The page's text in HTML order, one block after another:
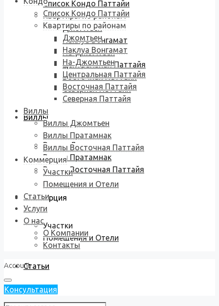
Список Кондо Паттайи
Квартиры по районам
Джомтьен
Наклуа Вонгамат
На-Джомтьен
Центральная Паттайя
Восточная Паттайя
Северная Паттайя
Виллы
Виллы Джомтьен
Виллы Пратамнак
Виллы Восточная Паттайя
Коммерция
Участки
Помещения и Отели
Статьи
Список Кондо Паттайи
Квартиры по районам
Джомтьен
Наклуа Вонгамат
На-Джомтьен
Центральная Паттайя
Восточная Паттайя
Северная Паттайя
Виллы
Виллы Джомтьен
Виллы Пратамнак
Виллы Восточная Паттайя
Коммерция
Участки
Помещения и Отели
Статьи
Услуги
О нас
О Компании
Контакты
Account
Консультация